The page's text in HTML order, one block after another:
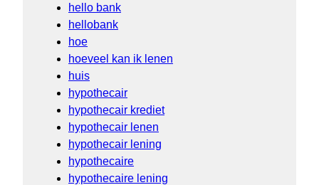
hello bank
hellobank
hoe
hoeveel kan ik lenen
huis
hypothecair
hypothecair krediet
hypothecair lenen
hypothecair lening
hypothecaire
hypothecaire lening